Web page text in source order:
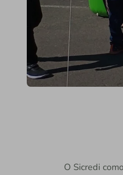
O Sicredi